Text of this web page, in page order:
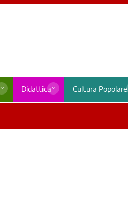
Didattica Cultura Popolare